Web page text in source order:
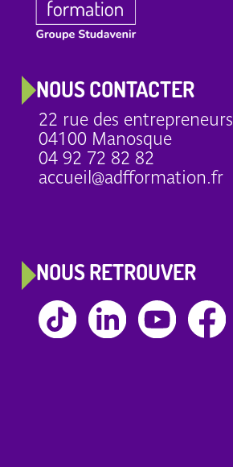
NOUS CONTACTER
22 rue des entrepreneurs
04100 Manosque
04 92 72 82 82
accueil@adfformation.fr
NOUS RETROUVER